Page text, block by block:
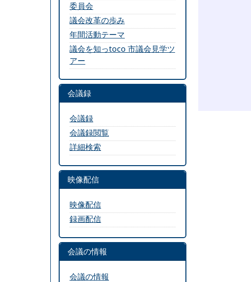
委員会
議会改革の歩み
年間活動テーマ
議会を知っtoco 市議会見学ツ
アー
会議録
会議録
会議録閲覧
詳細検索
映像配信
映像配信
録画配信
会議の情報
会議の情報